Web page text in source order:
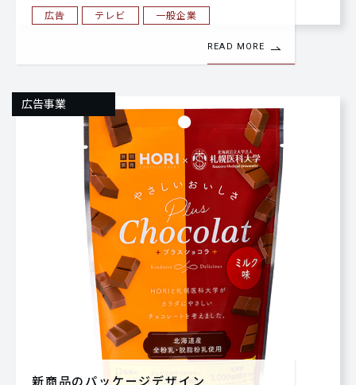
広告 テレビ 一般企業
READ MORE
広告事業
新商品のパッケージデザイン